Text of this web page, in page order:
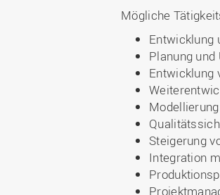
Mögliche
Entwicklung
Planung
Entwicklung
Steigerung
Integration